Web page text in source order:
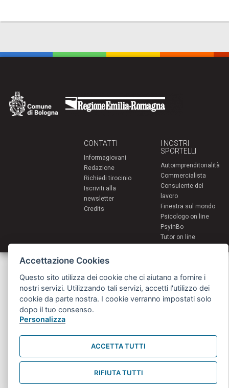
CONTATTI
Informagiovani
Redazione
Richiedi tirocinio
Iscriviti alla
newsletter
Credits
I NOSTRI
SPORTELLI
Autoimprenditorialità
Commercialista
Consulente del
lavoro
Finestra sul mondo
Psicologo on line
PsyinBo
Tutor on line
Servizi per i giovani - Scambi e soggiorni all'estero
giovani@comune.bologna.it
Accettazione Cookies
Questo sito utilizza dei cookie che ci aiutano a fornire i
nostri servizi. Utilizzando tali servizi, accetti l'utilizzo dei
cookie da parte nostra. I cookie verranno impostati solo
dopo il tuo consenso.
Personalizza
ACCETTA TUTTI
RIFIUTA TUTTI